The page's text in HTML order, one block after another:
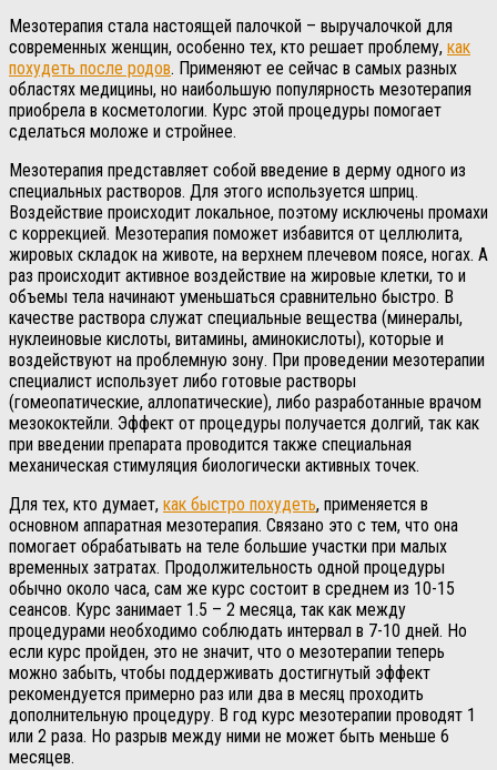
Мезотерапия стала настоящей палочкой – выручалочкой для
современных женщин, особенно тех, кто решает проблему, как
похудеть после родов. Применяют ее сейчас в самых разных
областях медицины, но наибольшую популярность мезотерапия
приобрела в косметологии. Курс этой процедуры помогает
сделаться моложе и стройнее.
Мезотерапия представляет собой введение в дерму одного из
специальных растворов. Для этого используется шприц.
Воздействие происходит локальное, поэтому исключены промахи
с коррекцией. Мезотерапия поможет избавится от целлюлита,
жировых складок на животе, на верхнем плечевом поясе, ногах. А
раз происходит активное воздействие на жировые клетки, то и
объемы тела начинают уменьшаться сравнительно быстро. В
качестве раствора служат специальные вещества (минералы,
нуклеиновые кислоты, витамины, аминокислоты), которые и
воздействуют на проблемную зону. При проведении мезотерапии
специалист использует либо готовые растворы
(гомеопатические, аллопатические), либо разработанные врачом
мезококтейли. Эффект от процедуры получается долгий, так как
при введении препарата проводится также специальная
механическая стимуляция биологически активных точек.
Для тех, кто думает, как быстро похудеть, применяется в
основном аппаратная мезотерапия. Связано это с тем, что она
помогает обрабатывать на теле большие участки при малых
временных затратах. Продолжительность одной процедуры
обычно около часа, сам же курс состоит в среднем из 10-15
сеансов. Курс занимает 1.5 – 2 месяца, так как между
процедурами необходимо соблюдать интервал в 7-10 дней. Но
если курс пройден, это не значит, что о мезотерапии теперь
можно забыть, чтобы поддерживать достигнутый эффект
рекомендуется примерно раз или два в месяц проходить
дополнительную процедуру. В год курс мезотерапии проводят 1
или 2 раза. Но разрыв между ними не может быть меньше 6
месяцев.